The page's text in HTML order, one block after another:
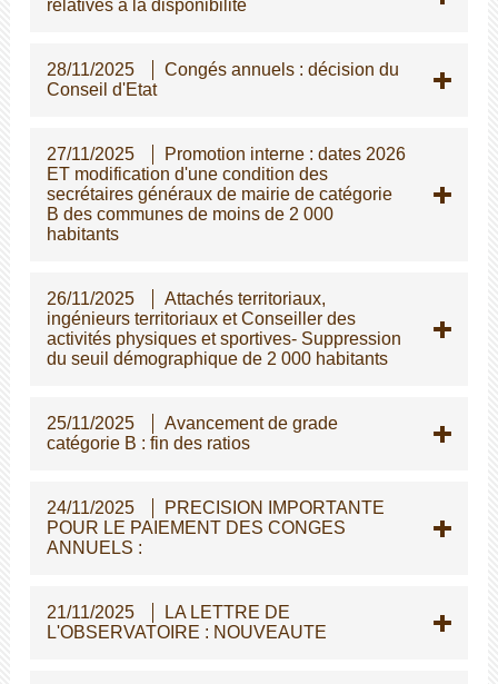
relatives à la disponibilité
28/11/2025
Congés annuels : décision du
Conseil d'Etat
27/11/2025
Promotion interne : dates 2026
ET modification d'une condition des
secrétaires généraux de mairie de catégorie
B des communes de moins de 2 000
habitants
26/11/2025
Attachés territoriaux,
ingénieurs territoriaux et Conseiller des
activités physiques et sportives- Suppression
du seuil démographique de 2 000 habitants
25/11/2025
Avancement de grade
catégorie B : fin des ratios
24/11/2025
PRECISION IMPORTANTE
POUR LE PAIEMENT DES CONGES
ANNUELS :
21/11/2025
LA LETTRE DE
L'OBSERVATOIRE : NOUVEAUTE